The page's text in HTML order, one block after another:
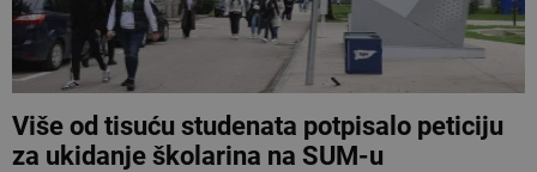
Više od tisuću studenata potpisalo peticiju
za ukidanje školarina na SUM-u